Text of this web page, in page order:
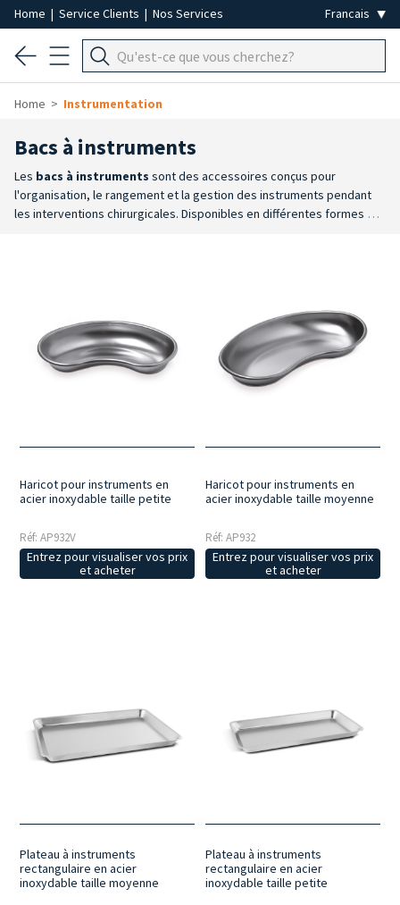
Home | Service Clients | Nos Services
Home Instrumentation
Bacs à instruments
Les bacs à instruments sont des accessoires conçus pour
l'organisation, le rangement et la gestion des instruments pendant
les interventions chirurgicales. Disponibles en différentes formes et
: les différentes
dimensions permettent de choisir la solution la plus adaptée en
fonction de la quantité d'instruments et de l'espace disponible sur le
poste de travail.Acier inoxydable
: les bacs et plateaux sont
fabriqués en acier inoxydable, un matériau résistant et adapté aux
Haricot pour instruments en
acier inoxydable taille petite
Réf: AP932V
Entrez pour visualiser vos prix
et acheter
Haricot pour instruments en
acier inoxydable taille moyenne
Réf: AP932
Entrez pour visualiser vos prix
et acheter
Plateau à instruments
rectangulaire en acier
inoxydable taille moyenne
Plateau à instruments
rectangulaire en acier
inoxydable taille petite